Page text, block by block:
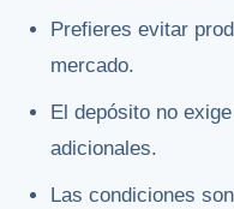
Prefieres evitar
mercado.
El depósito no
adicionales.
Las condiciones